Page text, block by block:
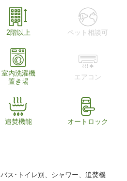
2階以上 ペット相談可
室内洗濯機
置き場
エアコン
追焚機能 オートロック
バス･トイレ別、シャワー、追焚機